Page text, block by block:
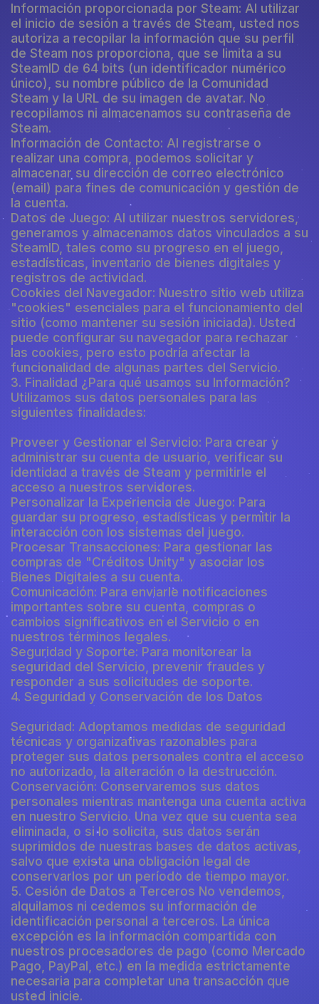
Información proporcionada por Steam: Al utilizar
el inicio de sesión a través de Steam, usted nos
autoriza a recopilar la información que su perfil
de Steam nos proporciona, que se limita a su
SteamID de 64 bits (un identificador numérico
único), su nombre público de la Comunidad
Steam y la URL de su imagen de avatar. No
recopilamos ni almacenamos su contraseña de
Steam.
Información de Contacto: Al registrarse o
realizar una compra, podemos solicitar y
almacenar su dirección de correo electrónico
(email) para fines de comunicación y gestión de
la cuenta.
Datos de Juego: Al utilizar nuestros servidores,
generamos y almacenamos datos vinculados a su
SteamID, tales como su progreso en el juego,
estadísticas, inventario de bienes digitales y
registros de actividad.
Cookies del Navegador: Nuestro sitio web utiliza
"cookies" esenciales para el funcionamiento del
sitio (como mantener su sesión iniciada). Usted
puede configurar su navegador para rechazar
las cookies, pero esto podría afectar la
funcionalidad de algunas partes del Servicio.
3. Finalidad ¿Para qué usamos su Información?
Utilizamos sus datos personales para las
siguientes finalidades:
Proveer y Gestionar el Servicio: Para crear y
administrar su cuenta de usuario, verificar su
identidad a través de Steam y permitirle el
acceso a nuestros servidores.
Personalizar la Experiencia de Juego: Para
guardar su progreso, estadísticas y permitir la
interacción con los sistemas del juego.
Procesar Transacciones: Para gestionar las
compras de "Créditos Unity" y asociar los
Bienes Digitales a su cuenta.
Comunicación: Para enviarle notificaciones
importantes sobre su cuenta, compras o
cambios significativos en el Servicio o en
nuestros términos legales.
Seguridad y Soporte: Para monitorear la
seguridad del Servicio, prevenir fraudes y
responder a sus solicitudes de soporte.
4. Seguridad y Conservación de los Datos
Seguridad: Adoptamos medidas de seguridad
técnicas y organizativas razonables para
proteger sus datos personales contra el acceso
no autorizado, la alteración o la destrucción.
Conservación: Conservaremos sus datos
personales mientras mantenga una cuenta activa
en nuestro Servicio. Una vez que su cuenta sea
eliminada, o si lo solicita, sus datos serán
suprimidos de nuestras bases de datos activas,
salvo que exista una obligación legal de
conservarlos por un período de tiempo mayor.
5. Cesión de Datos a Terceros No vendemos,
alquilamos ni cedemos su información de
identificación personal a terceros. La única
excepción es la información compartida con
nuestros procesadores de pago (como Mercado
Pago, PayPal, etc.) en la medida estrictamente
necesaria para completar una transacción que
usted inicie.